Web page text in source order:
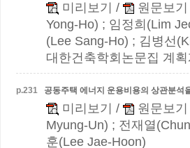
미리보기 / 원문보기
Yong-Ho) ; 임정희(Lim
(Lee Sang-Ho) ; 김병선
대한건축학회논문집 계
p.231 공동주택 에너지 운용비용의 상관분석
미리보기 / 원문보기
Myung-Un) ; 전재열
훈(Lee Jae-Hoon)